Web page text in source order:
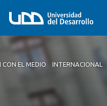
EL MEDIO INTERNACIONAL